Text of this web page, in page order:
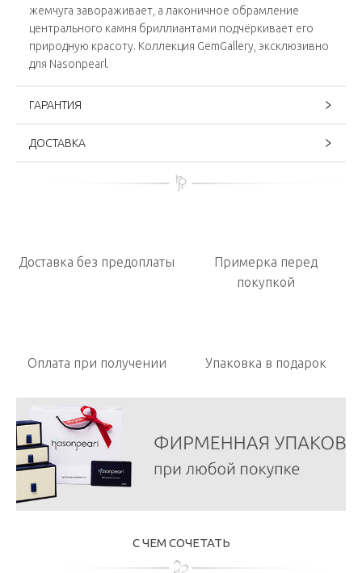
жемчуга завораживает, а лаконичное обрамление
центрального камня бриллиантами подчёркивает его
природную красоту. Коллекция GemGallery, эксклюзивно
для Nasonpearl.
ГАРАНТИЯ
ДОСТАВКА
Доставка без предоплаты
Примерка перед
покупкой
Оплата при получении Упаковка в подарок
С ЧЕМ СОЧЕТАТЬ